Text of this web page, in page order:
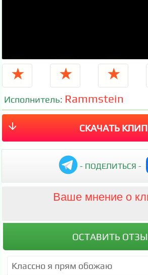
★ ★ ★
Исполнитель: Rammstein
СКАЧАТЬ КЛИП
- ПОДЕЛИТЬСЯ -
Классно я прям обожаю